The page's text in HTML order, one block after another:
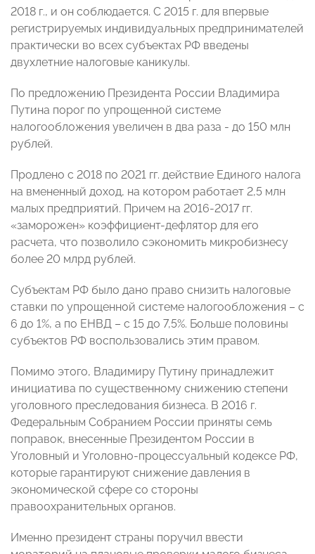
2018 г., и он соблюдается. С 2015 г. для впервые
регистрируемых индивидуальных предпринимателей
практически во всех субъектах РФ введены
двухлетние налоговые каникулы.
По предложению Президента России Владимира
Путина порог по упрощенной системе
налогообложения увеличен в два раза - до 150 млн
рублей.
Продлено с 2018 по 2021 гг. действие Единого налога
на вмененный доход, на котором работает 2,5 млн
малых предприятий. Причем на 2016-2017 гг.
«заморожен» коэффициент-дефлятор для его
расчета, что позволило сэкономить микробизнесу
более 20 млрд рублей.
Субъектам РФ было дано право снизить налоговые
ставки по упрощенной системе налогообложения – с
6 до 1%, а по ЕНВД – с 15 до 7,5%. Больше половины
субъектов РФ воспользовались этим правом.
Помимо этого, Владимиру Путину принадлежит
инициатива по существенному снижению степени
уголовного преследования бизнеса. В 2016 г.
Федеральным Собранием России приняты семь
поправок, внесенные Президентом России в
Уголовный и Уголовно-процессуальный кодексе РФ,
которые гарантируют снижение давления в
экономической сфере со стороны
правоохранительных органов.
Именно президент страны поручил ввести